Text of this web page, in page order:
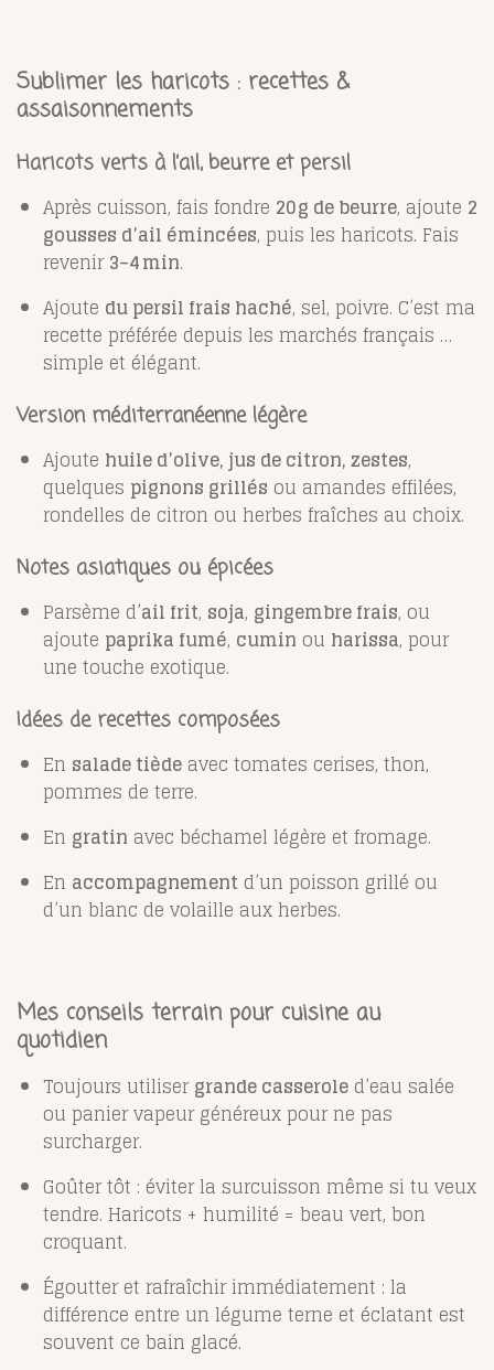
Sublimer les haricots : recettes &
assaisonnements
Haricots verts à l’ail, beurre et persil
Après cuisson, fais fondre 20 g de beurre, ajoute 2
gousses d’ail émincées, puis les haricots. Fais
revenir3–4 min.
Ajoute du persil frais haché, sel, poivre. C’est ma
recette préférée depuis les marchés français …
simple et élégant.
Version méditerranéenne légère
Ajoute huile d’olive, jus de citron, zestes,
quelques pignons grillés ou amandes effilées,
rondelles de citron ou herbes fraîches au choix.
Notes asiatiques ou épicées
Parsème d’ail frit, soja, gingembre frais, ou
ajoute paprika fumé, cumin ou harissa, pour
une touche exotique.
Idées de recettes composées
En salade tiède avec tomates cerises, thon,
pommes de terre.
En gratin avec béchamel légère et fromage.
En accompagnement d’un poisson grillé ou
d’un blanc de volaille aux herbes.
Mes conseils terrain pour cuisine au
quotidien
Toujours utilisergrande casserole d’eau salée
ou panier vapeur généreux pour ne pas
surcharger.
Goûter tôt : éviter la surcuisson même si tu veux
tendre. Haricots + humilité = beau vert, bon
croquant.
Égoutter et rafraîchir immédiatement : la
différence entre un légume terne et éclatant est
souvent ce bain glacé.